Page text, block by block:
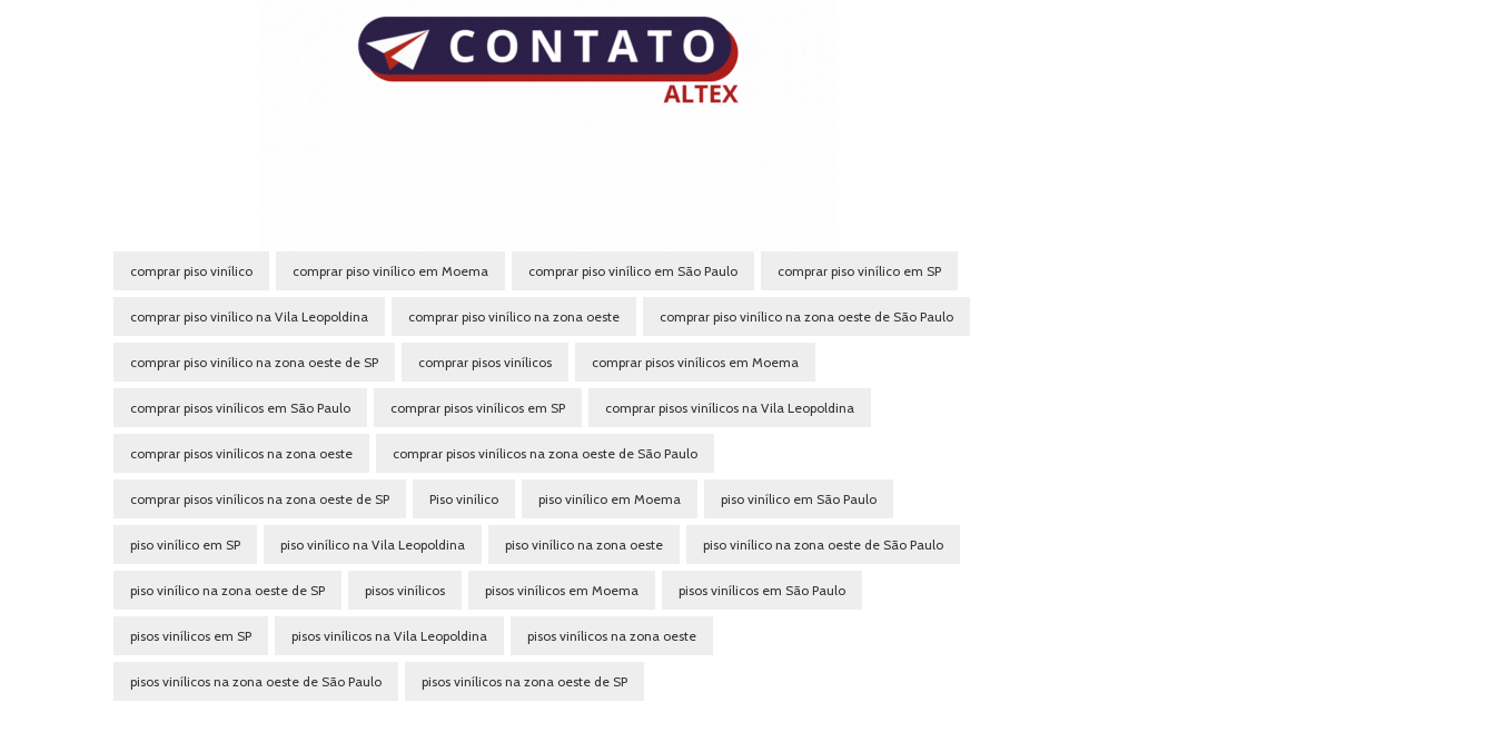
comprar piso vinílico comprar piso vinílico em Moema comprar piso vinílico em São Paulo comprar piso vinílico em SP
comprar piso vinílico na Vila Leopoldina comprar piso vinílico na zona oeste comprar piso vinílico na zona oeste de São Paulo
comprar piso vinílico na zona oeste de SP comprar pisos vinílicos comprar pisos vinílicos em Moema
comprar pisos vinílicos em São Paulo comprar pisos vinílicos em SP comprar pisos vinílicos na Vila Leopoldina
comprar pisos vinílicos na zona oeste comprar pisos vinílicos na zona oeste de São Paulo
comprar pisos vinílicos na zona oeste de SP Piso vinílico piso vinílico em Moema piso vinílico em São Paulo
piso vinílico em SP piso vinílico na Vila Leopoldina piso vinílico na zona oeste piso vinílico na zona oeste de São Paulo
piso vinílico na zona oeste de SP pisos vinílicos pisos vinílicos em Moema pisos vinílicos em São Paulo
pisos vinílicos em SP pisos vinílicos na Vila Leopoldina pisos vinílicos na zona oeste
pisos vinílicos na zona oeste de São Paulo pisos vinílicos na zona oeste de SP